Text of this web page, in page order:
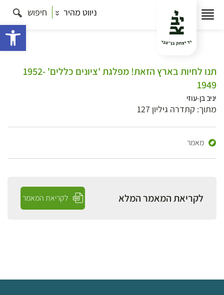
ניווט מהיר חיפוש
תנו לחיות בארץ הזאת! מפלגת 'ציונים כללים' 1952-
1949
יניב בן-עוזי
מתוך: קתדרה גיליון 127
מאמר
לקריאת המאמר המלא לקריאת המאמר